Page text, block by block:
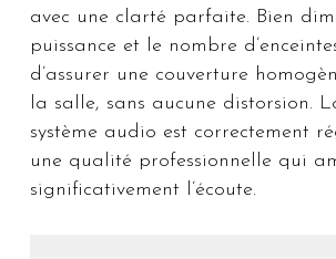
avec une clarté parfaite. Bien
puissance et le nombre
d’assurer une couverture
la salle, sans aucune distorsion.
système audio est correctement
une qualité professionnelle qui
significativement l’écoute.